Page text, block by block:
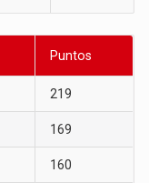
Puntos
219
169
160